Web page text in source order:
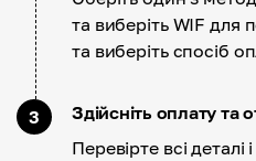
та виберіть WIF для
та виберіть спосіб
3
Здійсніть оплату та
Перевірте всі